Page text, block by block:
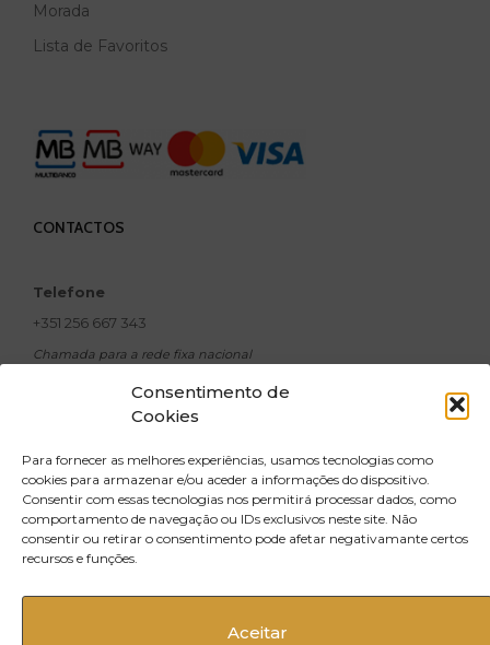
Consentimento de
Cookies
Para fornecer as melhores experiências, usamos tecnologias como
cookies para armazenar e/ou aceder a informações do dispositivo.
Consentir com essas tecnologias nos permitirá processar dados, como
comportamento de navegação ou IDs exclusivos neste site. Não
consentir ou retirar o consentimento pode afetar negativamante certos
recursos e funções.
Aceitar
Morada
Lista de Favoritos
CONTACTOS
Telefone
+351 256 667 343
Chamada para a rede fixa nacional
geral@xavicosmeticos.com
R. Doutor Silva Pinto,
no 500, Santiago do Riba UL 3720-502
Oliveira de Azeméis